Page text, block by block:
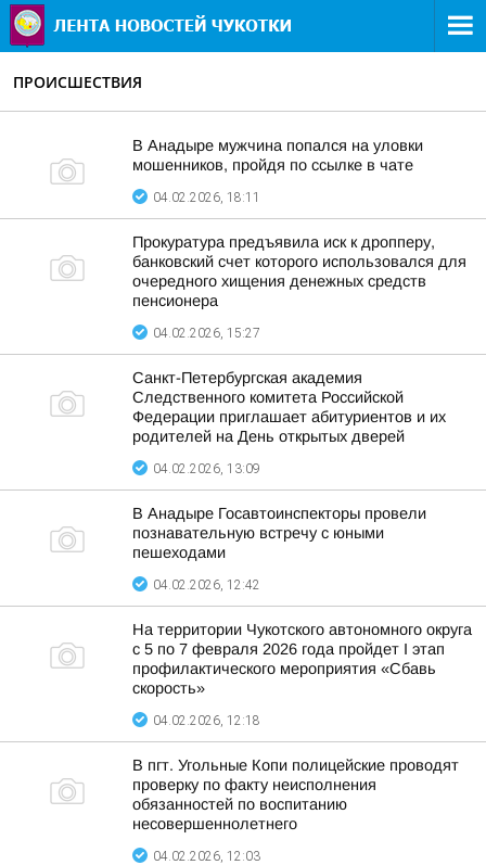
ПРОИСШЕСТВИЯ
В Анадыре мужчина попался на уловки
мошенников, пройдя по ссылке в чате
04.02.2026, 18:11
Прокуратура предъявила иск к дропперу,
банковский счет которого использовался для
очередного хищения денежных средств
пенсионера
04.02.2026, 15:27
Санкт-Петербургская академия
Следственного комитета Российской
Федерации приглашает абитуриентов и их
родителей на День открытых дверей
04.02.2026, 13:09
В Анадыре Госавтоинспекторы провели
познавательную встречу с юными
пешеходами
04.02.2026, 12:42
На территории Чукотского автономного округа
с 5 по 7 февраля 2026 года пройдет I этап
профилактического мероприятия «Сбавь
скорость»
04.02.2026, 12:18
В пгт. Угольные Копи полицейские проводят
проверку по факту неисполнения
обязанностей по воспитанию
несовершеннолетнего
04.02.2026, 12:03